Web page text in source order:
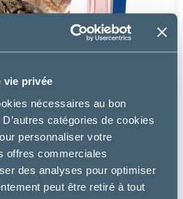
vie privée
nécessaires au bon
catégories de cookies
personnaliser votre
offres commerciales
des analyses pour optimiser
peut être retiré à tout
Perlinette